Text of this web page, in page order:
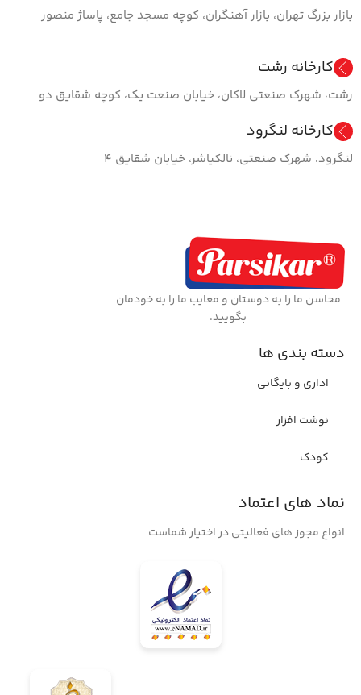
بازار بزرگ تهران، بازار آهنگران، کوچه مسجد جامع، پاساژ منصور
کارخانه رشت
رشت، شهرک صنعتی لاکان، خیابان صنعت یک، کوچه شقایق دو
کارخانه لنگرود
لنگرود، شهرک صنعتی، نالکیاشر، خیابان شقایق ۴
محاسن ما را به دوستان و معایب ما را به خودمان
بگویید.
دسته بندی ها
اداری و بایگانی
نوشت افزار
کودک
نماد های اعتماد
انواع مجوز های فعالیتی در اختیار شماست